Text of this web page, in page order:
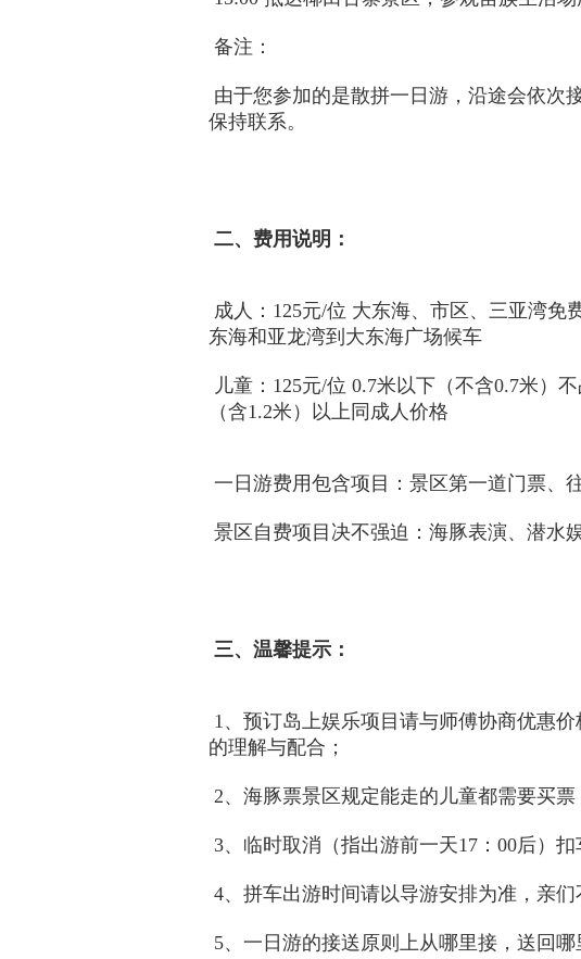
备注：
由于您参加的是散拼一日游，沿途会依次
保持联系。
二、费用说明：
成人：125元/位 大东海、市区、三亚湾
东海和亚龙湾到大东海广场候车
儿童：125元/位 0.7米以下（不含0.7米）
（含1.2米）以上同成人价格
一日游费用包含项目：景区第一道门票、
景区自费项目决不强迫：海豚表演、潜水
三、温馨提示：
1、预订岛上娱乐项目请与师傅协商优惠
的理解与配合；
2、海豚票景区规定能走的儿童都需要买
3、临时取消（指出游前一天17：00后）扣
4、拼车出游时间请以导游安排为准，亲
5、一日游的接送原则上从哪里接，送回哪